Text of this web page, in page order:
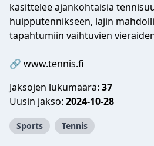
käsittelee ajankohtaisia
huipputennikseen, lajin
tapahtumiin vaihtuvien
🔗 www.tennis.fi
Jaksojen lukumäärä: 37
Uusin jakso: 2024-10-28
Sports Tennis